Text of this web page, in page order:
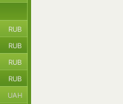
RUB
RUB
RUB
RUB
UAH